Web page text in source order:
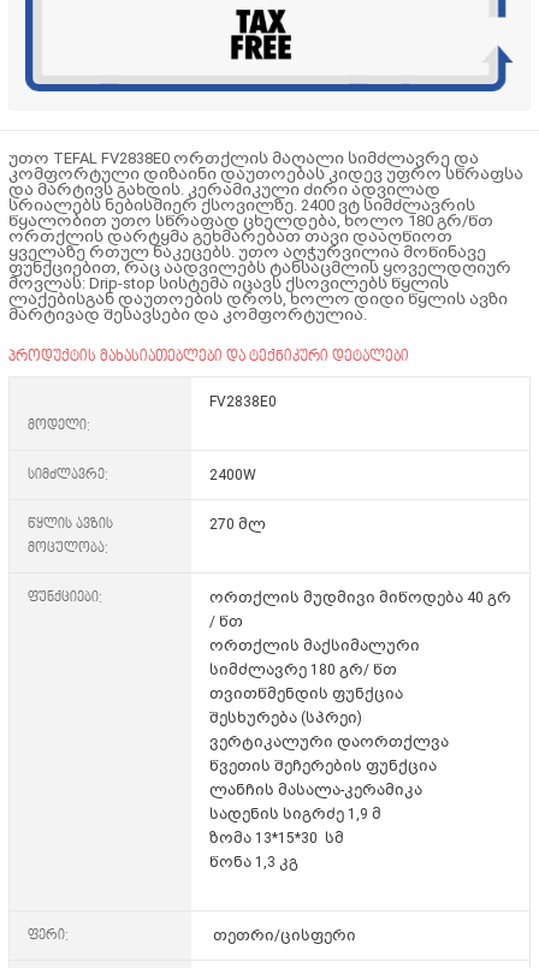
უთო TEFAL FV2838E0 ორთქლის მაღალი სიმძლავრე და
კომფორტული დიზაინი დაუთოებას კიდევ უფრო სწრაფსა
და მარტივს გახდის. კერამიკული ძირი ადვილად
სრიალებს ნებისმიერ ქსოვილზე. 2400 ვტ სიმძლავრის
წყალობით უთო სწრაფად ცხელდება, ხოლო 180 გრ/წთ
ორთქლის დარტყმა გეხმარებათ თავი დააღწიოთ
ყველაზე რთულ ნაკეცებს. უთო აღჭურვილია მოწინავე
ფუნქციებით, რაც აადვილებს ტანსაცმლის ყოველდღიურ
მოვლას: Drip-stop სისტემა იცავს ქსოვილებს წყლის
ლაქებისგან დაუთოების დროს, ხოლო დიდი წყლის ავზი
მარტივად შესავსები და კომფორტულია.
პროდუქტის მახასიათებლები და ტექნიკური დეტალები
მოდელი:
FV2838E0
სიმძლავრე: 2400W
წყლის ავზის
მოცულობა:
270 მლ
ფუნქციები:
ორთქლის მუდმივი მიწოდება 40 გრ
/ წთ
ორთქლის მაქსიმალური
სიმძლავრე 180 გრ/ წთ
თვითწმენდის ფუნქცია
შესხურება (სპრეი)
ვერტიკალური დაორთქლვა
წვეთის შეჩერების ფუნქცია
ლანჩის მასალა-კერამიკა
სადენის სიგრძე 1,9 მ
ზომა 13*15*30 სმ
წონა 1,3 კგ
ფერი: თეთრი/ცისფერი